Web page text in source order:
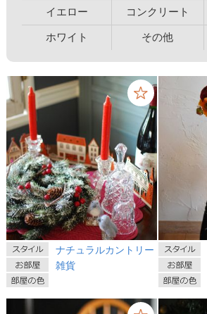
イエロー
コンクリート
ホワイト
その他
ナチュラルカントリー
雑貨